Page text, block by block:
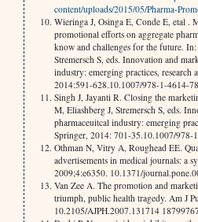
content/uploads/2015/05/Pharma-
Wieringa J, Osinga E, Conde E, etal .
promotional efforts on aggregate
know and challenges for the future.
Stremersch S, eds. Innovation and
industry: emerging practices, research
2014:591-628.10.1007/978-1-4614-
Singh J, Jayanti R. Closing the
M, Eliashberg J, Stremersch S, eds.
pharmaceuitcal industry: emerging
Springer, 2014: 701-35.10.1007/978-
Othman N, Vitry A, Roughead EE.
advertisements in medical journals: a
2009;4:e6350. 10.1371/
Van Zee A. The promotion and
triumph, public health tragedy. Am J
10.2105/AJPH.2007.131714 18799767